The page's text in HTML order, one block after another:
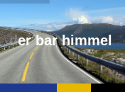
r himmel